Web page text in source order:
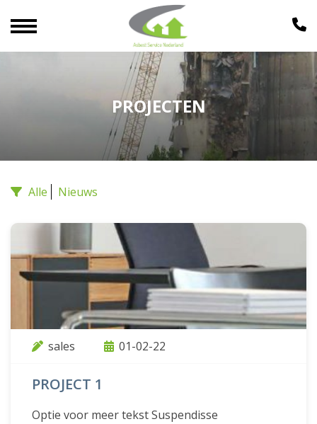
PROJECTEN
Alle Nieuws
sales 01-02-22
PROJECT 1
Optie voor meer tekst Suspendisse